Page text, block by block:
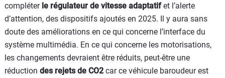
compléter le régulateur de vitesse adaptatifet l’alerte
d’attention, des dispositifs ajoutés en 2025. Il y aura sans
doute des améliorations en ce qui concerne l’interface du
système multimédia. En ce qui concerne les motorisations,
les changements devraient être réduits, peut-être une
réduction des rejets de CO2car ce véhicule baroudeur est